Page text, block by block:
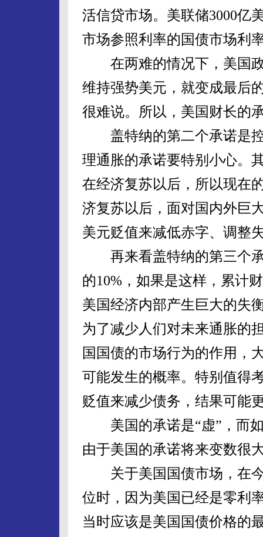
活信贷市场。美联储3000亿
市场参照利率的国债市场利
在两难的情况下，美国政
维持强势美元，就变成最后
很难说。所以，美国财长的
盖特纳的第二个承诺是控
理通胀的承诺要特别小心。
在经济复苏以后，所以现在
济复苏以后，面对国内外巨
美元贬值来减低赤字、调整
再来看盖特纳的第三个承
的10%，如果是这样，累计
美国经济内部产生巨大的失
为了减少人们对未来通胀的
国国债的市场行为的作用，
可能发生的概率。特别值得
贬值来减少债务，结果可能
美国的承诺是“虚”，而如
由于美国的承诺将来变数很
关于美国国债市场，在今
位时，因为美国已经是零利
当时应该是美国国债价格的